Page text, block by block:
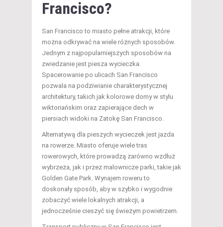
Francisco?
San Francisco to miasto pełne atrakcji, które
można odkrywać na wiele różnych sposobów.
Jednym z najpopularniejszych sposobów na
zwiedzanie jest piesza wycieczka.
Spacerowanie po ulicach San Francisco
pozwala na podziwianie charakterystycznej
architektury, takich jak kolorowe domy w stylu
wiktoriańskim oraz zapierające dech w
piersiach widoki na Zatokę San Francisco.
Alternatywą dla pieszych wycieczek jest jazda
na rowerze. Miasto oferuje wiele tras
rowerowych, które prowadzą zarówno wzdłuż
wybrzeża, jak i przez malownicze parki, takie jak
Golden Gate Park. Wynajem roweru to
doskonały sposób, aby w szybko i wygodnie
zobaczyć wiele lokalnych atrakcji, a
jednocześnie cieszyć się świeżym powietrzem.